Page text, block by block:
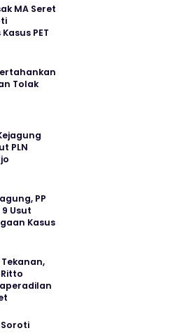
MA Seret
PET
Tolak
PLN
PP
Usut
Kasus